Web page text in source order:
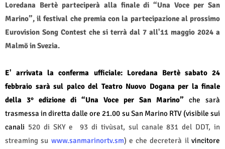
Loredana Bertè parteciperà alla finale di “Una Voce per San
Marino”, il festival che premia con la partecipazione al prossimo
Eurovision Song Contest che si terrà dal 7 all'11 maggio 2024 a
Malmö in Svezia.
E' arrivata la conferma ufficiale: Loredana Bertè sabato 24
febbraio sarà sul palco del Teatro Nuovo Dogana per la finale
della 3° edizione di “Una Voce per San Marino” che sarà
trasmessa in diretta dalle ore 21.00 su San Marino RTV (visibile sui
canali 520 di SKY e
93 di tivùsat, sul canale 831 del DDT, in
streaming su www.sanmarinortv.sm) e che decreterà ilvincitore